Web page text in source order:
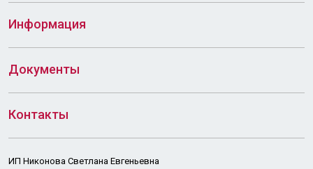
Информация
Документы
Контакты
ИП Никонова Светлана Евгеньевна